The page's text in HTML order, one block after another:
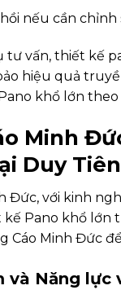
nếu cần chỉnh
tư vấn, thiết kế
hiệu quả
khổ lớn theo
Minh
Duy
Đức, với kinh
Pano khổ lớn
Cáo Minh Đức
và Năng lực